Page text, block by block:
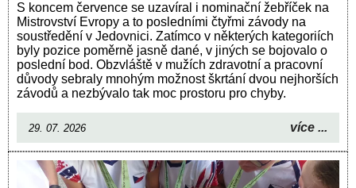
S koncem července se uzavíral i nominační žebříček na
Mistrovství Evropy a to posledními čtyřmi závody na
soustředění v Jedovnici. Zatímco v některých kategoriích
byly pozice poměrně jasně dané, v jiných se bojovalo o
poslední bod. Obzvláště v mužích zdravotní a pracovní
důvody sebraly mnohým možnost škrtání dvou nejhorších
závodů a nezbývalo tak moc prostoru pro chyby.
29. 07. 2026 více ...